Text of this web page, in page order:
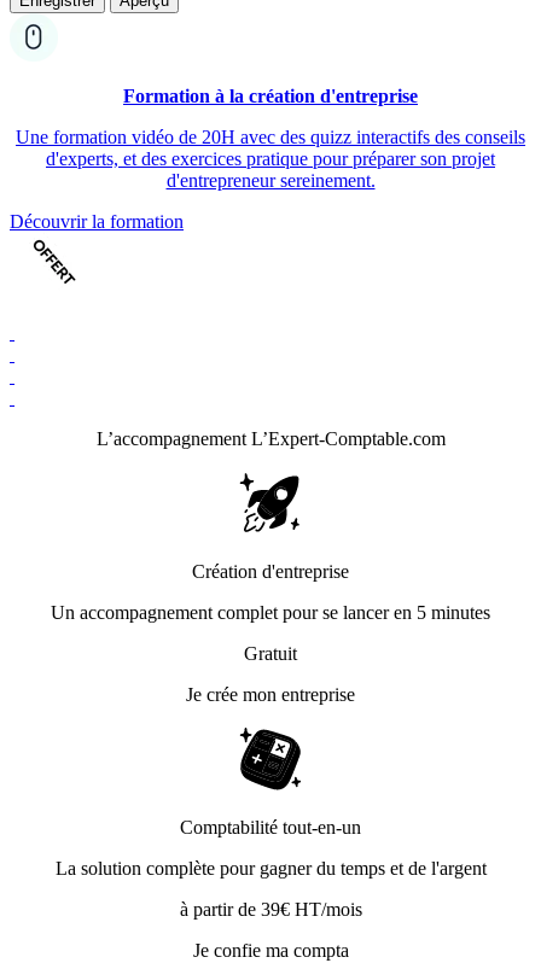
Formation à la création d'entreprise
Une formation vidéo de 20H avec des quizz interactifs des conseils
d'experts, et des exercices pratique pour préparer son projet
d'entrepreneur sereinement.
Découvrir la formation
L’accompagnement L’Expert-Comptable.com
Création d'entreprise
Un accompagnement complet pour se lancer en 5 minutes
Gratuit
Je crée mon entreprise
Comptabilité tout-en-un
La solution complète pour gagner du temps et de l'argent
à partir de 39€ HT/mois
Je confie ma compta